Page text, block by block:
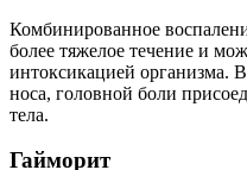
Комбинированное
более тяжелое течение и
интоксикацией организма.
носа, головной боли
тела.
Гайморит